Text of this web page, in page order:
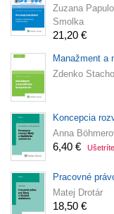
Zuzana
Smolka
21,20 €
Manažment a
Zdenko
Koncepcia
Anna
6,40 €
Pracovné
Matej Drotár
18,50 €